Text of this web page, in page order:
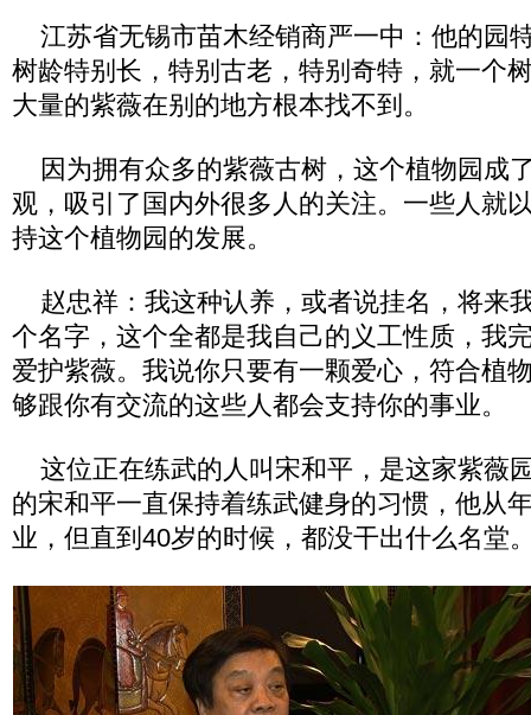
江苏省无锡市苗木经销商严一中：他的园
树龄特别长，特别古老，特别奇特，就一个
大量的紫薇在别的地方根本找不到。
因为拥有众多的紫薇古树，这个植物园成
观，吸引了国内外很多人的关注。一些人就
持这个植物园的发展。
赵忠祥：我这种认养，或者说挂名，将来
个名字，这个全都是我自己的义工性质，我
爱护紫薇。我说你只要有一颗爱心，符合植
够跟你有交流的这些人都会支持你的事业。
这位正在练武的人叫宋和平，是这家紫薇
的宋和平一直保持着练武健身的习惯，他从
业，但直到40岁的时候，都没干出什么名堂